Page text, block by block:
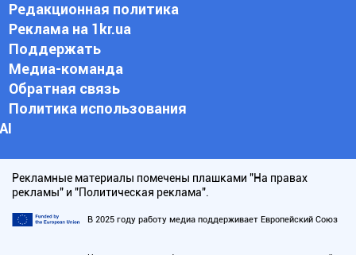
Редакционная политика
Реклама на 1kr.ua
Поддержать
Медиа-команда
Обратная связь
Политика использования
АI
Рекламные материалы помечены плашками "На правах
рекламы" и "Политическая реклама".
В 2025 году работу медиа поддерживает Европейский Союз